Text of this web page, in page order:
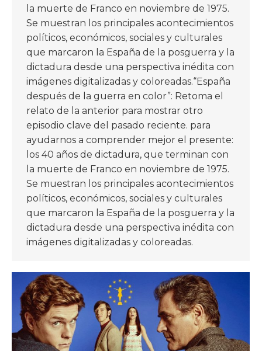
la muerte de Franco en noviembre de 1975.
Se muestran los principales acontecimientos
políticos, económicos, sociales y culturales
que marcaron la España de la posguerra y la
dictadura desde una perspectiva inédita con
imágenes digitalizadas y coloreadas.“España
después de la guerra en color”: Retoma el
relato de la anterior para mostrar otro
episodio clave del pasado reciente. para
ayudarnos a comprender mejor el presente:
los 40 años de dictadura, que terminan con
la muerte de Franco en noviembre de 1975.
Se muestran los principales acontecimientos
políticos, económicos, sociales y culturales
que marcaron la España de la posguerra y la
dictadura desde una perspectiva inédita con
imágenes digitalizadas y coloreadas.